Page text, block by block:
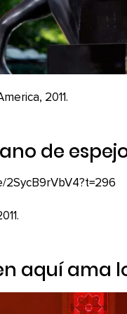
2011.
de
2SycB9rVbV4?t=296
aquí ama